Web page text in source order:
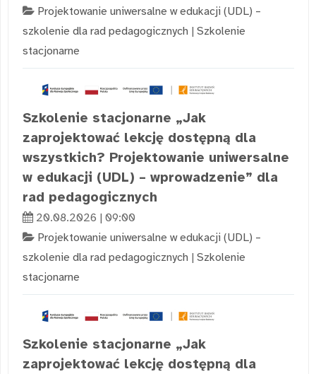
Projektowanie uniwersalne w edukacji (UDL) –
szkolenie dla rad pedagogicznych | Szkolenie
stacjonarne
Szkolenie stacjonarne „Jak
zaprojektować lekcję dostępną dla
wszystkich? Projektowanie uniwersalne
w edukacji (UDL) – wprowadzenie” dla
rad pedagogicznych
20.08.2026 | 09:00
Projektowanie uniwersalne w edukacji (UDL) –
szkolenie dla rad pedagogicznych | Szkolenie
stacjonarne
Szkolenie stacjonarne „Jak
zaprojektować lekcję dostępną dla